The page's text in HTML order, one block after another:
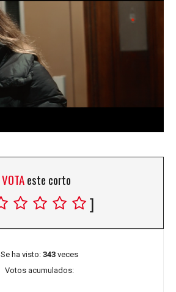
VOTAeste corto
]
Se ha visto: 343veces
Votos acumulados: